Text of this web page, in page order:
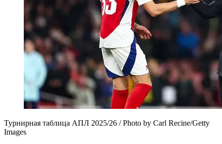
Турнирная таблица АПЛ 2025/26 / Photo by Carl Recine/Getty
Images